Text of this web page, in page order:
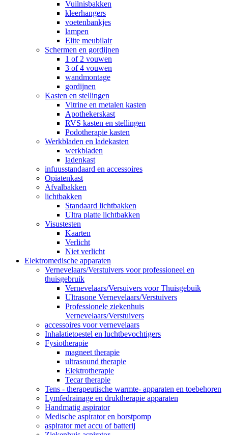
Vuilnisbakken
kleerhangers
voetenbankjes
lampen
Elite meubilair
Schermen en gordijnen
1 of 2 vouwen
3 of 4 vouwen
wandmontage
gordijnen
Kasten en stellingen
Vitrine en metalen kasten
Apothekerskast
RVS kasten en stellingen
Podotherapie kasten
Werkbladen en ladekasten
werkbladen
ladenkast
infuusstandaard en accessoires
Opiatenkast
Afvalbakken
lichtbakken
Standaard lichtbakken
Ultra platte lichtbakken
Visustesten
Kaarten
Verlicht
Niet verlicht
Elektromedische apparaten
Vernevelaars/Verstuivers voor professioneel en
thuisgebruik
Vernevelaars/Versuivers voor Thuisgebuik
Ultrasone Vernevelaars/Verstuivers
Professionele ziekenhuis
Vernevelaars/Verstuivers
accessoires voor vernevelaars
Inhalatietoestel en luchtbevochtigers
Fysiotherapie
magneet therapie
ultrasound therapie
Elektrotherapie
Tecar therapie
Tens - therapeutische warmte- apparaten en toebehoren
Lymfedrainage en druktherapie apparaten
Handmatig aspirator
Medische aspirator en borstpomp
aspirator met accu of batterij